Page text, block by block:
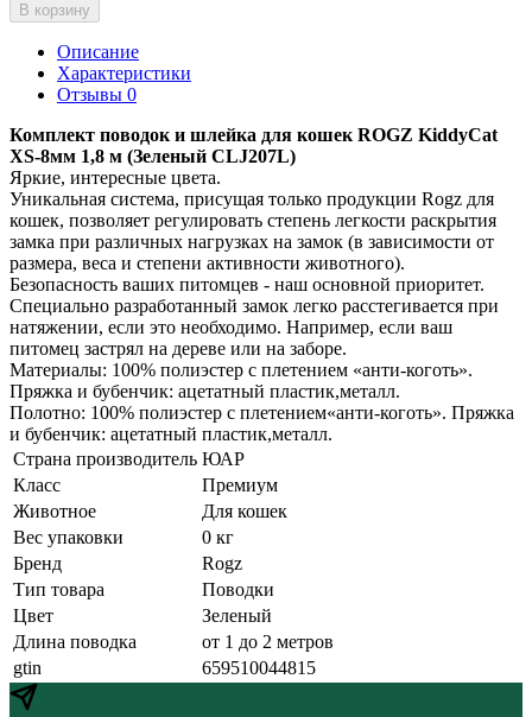
В корзину
Описание
Характеристики
Отзывы 0
Комплект поводок и шлейка для кошек ROGZ KiddyCat
XS-8мм 1,8 м (Зеленый CLJ207L)
Яркие, интересные цвета.
Уникальная система, присущая только продукции Rogz для
кошек, позволяет регулировать степень легкости раскрытия
замка при различных нагрузках на замок (в зависимости от
размера, веса и степени активности животного).
Безопасность ваших питомцев - наш основной приоритет.
Специально разработанный замок легко расстегивается при
натяжении, если это необходимо. Например, если ваш
питомец застрял на дереве или на заборе.
Материалы: 100% полиэстер с плетением «анти-коготь».
Пряжка и бубенчик: ацетатный пластик,металл.
Полотно: 100% полиэстер с плетением«анти-коготь». Пряжка
и бубенчик: ацетатный пластик,металл.
Страна производитель ЮАР
Класс
Премиум
Животное
Для кошек
Вес упаковки
0 кг
Бренд
Rogz
Тип товара
Поводки
Цвет
Зеленый
Длина поводка
от 1 до 2 метров
gtin
659510044815